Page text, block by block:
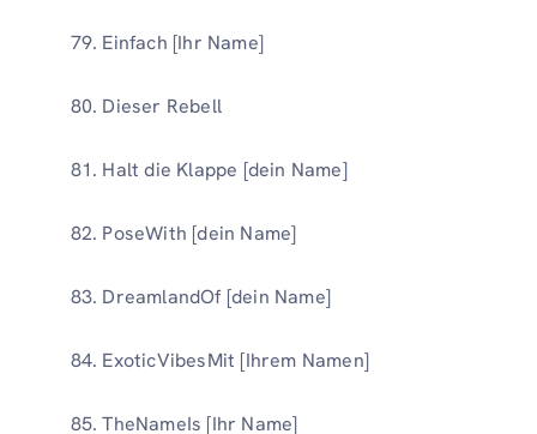
Einfach [Ihr Name]
Dieser Rebell
Halt die Klappe [dein Name]
PoseWith [dein Name]
DreamlandOf [dein Name]
ExoticVibesMit [Ihrem Namen]
TheNameIs [Ihr Name]